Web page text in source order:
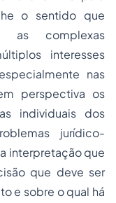
o sentido que
as complexas
interesses
nas
perspectiva os
individuais dos
jurídico-
interpretação que
que deve ser
e sobre o qual há